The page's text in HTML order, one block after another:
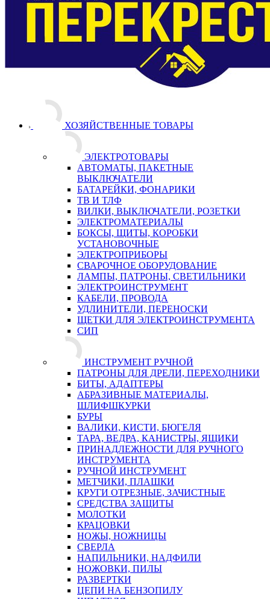
ХОЗЯЙСТВЕННЫЕ ТОВАРЫ
ЭЛЕКТРОТОВАРЫ
АВТОМАТЫ, ПАКЕТНЫЕ
ВЫКЛЮЧАТЕЛИ
БАТАРЕЙКИ, ФОНАРИКИ
ТВ И ТЛФ
ВИЛКИ, ВЫКЛЮЧАТЕЛИ, РОЗЕТКИ
ЭЛЕКТРОМАТЕРИАЛЫ
БОКСЫ, ЩИТЫ, КОРОБКИ
УСТАНОВОЧНЫЕ
ЭЛЕКТРОПРИБОРЫ
СВАРОЧНОЕ ОБОРУДОВАНИЕ
ЛАМПЫ, ПАТРОНЫ, СВЕТИЛЬНИКИ
ЭЛЕКТРОИНСТРУМЕНТ
КАБЕЛИ, ПРОВОДА
УДЛИНИТЕЛИ, ПЕРЕНОСКИ
ЩЕТКИ ДЛЯ ЭЛЕКТРОИНСТРУМЕНТА
СИП
ИНСТРУМЕНТ РУЧНОЙ
ПАТРОНЫ ДЛЯ ДРЕЛИ, ПЕРЕХОДНИКИ
БИТЫ, АДАПТЕРЫ
АБРАЗИВНЫЕ МАТЕРИАЛЫ,
ШЛИФШКУРКИ
БУРЫ
ВАЛИКИ, КИСТИ, БЮГЕЛЯ
ТАРА, ВЕДРА, КАНИСТРЫ, ЯЩИКИ
ПРИНАДЛЕЖНОСТИ ДЛЯ РУЧНОГО
ИНСТРУМЕНТА
РУЧНОЙ ИНСТРУМЕНТ
МЕТЧИКИ, ПЛАШКИ
КРУГИ ОТРЕЗНЫЕ, ЗАЧИСТНЫЕ
СРЕДСТВА ЗАЩИТЫ
МОЛОТКИ
КРАЦОВКИ
НОЖЫ, НОЖНИЦЫ
СВЕРЛА
НАПИЛЬНИКИ, НАДФИЛИ
НОЖОВКИ, ПИЛЫ
РАЗВЕРТКИ
ЦЕПИ НА БЕНЗОПИЛУ